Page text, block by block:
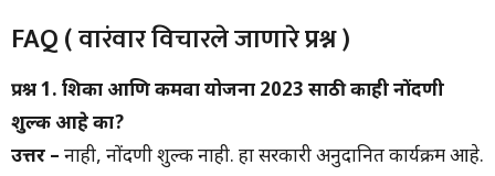
FAQ ( वारंवार विचारले जाणारे प्रश्न )
प्रश्न 1. शिका आणि कमवा योजना 2023 साठी काही नोंदणी
शुल्क आहे का?
उत्तर – नाही, नोंदणी शुल्क नाही. हा सरकारी अनुदानित कार्यक्रम आहे.